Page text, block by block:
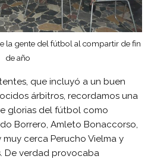
la gente del fútbol al compartir de fin
de año
que incluyó a un buen
árbitros, recordamos una
glorias del fútbol como
Borrero, Amleto Bonaccorso,
muy cerca Perucho Vielma y
De verdad provocaba